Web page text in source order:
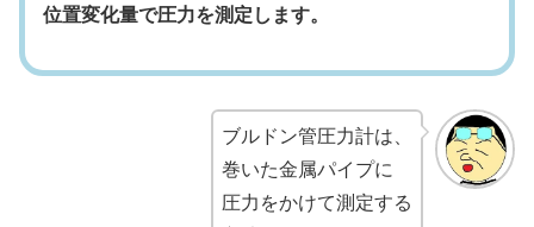
位置変化量で圧力を測定します。
ブルドン管圧力計は、
巻いた金属パイプに
圧力をかけて測定する